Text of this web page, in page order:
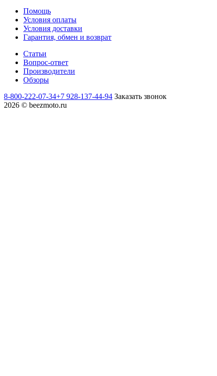
Помощь
Условия оплаты
Условия доставки
Гарантия, обмен и возврат
Статьи
Вопрос-ответ
Производители
Обзоры
8-800-222-07-34+7 928-137-44-94 Заказать звонок
2026 © beezmoto.ru